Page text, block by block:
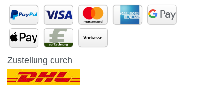
Zustellung durch